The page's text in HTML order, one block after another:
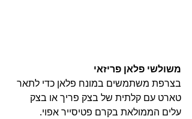
משולשי פלאן פריזאי
בצרפת משתמשים במונח פלאן כדי לתאר
טארט עם קלתית של בצק פריך או בצק
עלים הממולאת בקרם פטיסייר אפוי.